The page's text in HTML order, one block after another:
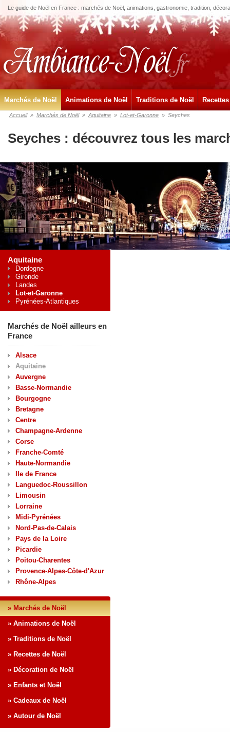
Le guide de Noël en France : marchés de Noël, animations, gastronomie, tradition,
Marchés de Noël Animations de Noël Traditions de Noël
Accueil » Marchés de Noël » Aquitaine » Lot-et-Garonne » Seyches
Seyches : découvrez tous les
Aquitaine
Dordogne
Gironde
Landes
Lot-et-Garonne
Pyrénées-Atlantiques
Marchés de Noël ailleurs en
France
Alsace
Aquitaine
Auvergne
Basse-Normandie
Bourgogne
Bretagne
Centre
Champagne-Ardenne
Corse
Franche-Comté
Haute-Normandie
Ile de France
Languedoc-Roussillon
Limousin
Lorraine
Midi-Pyrénées
Nord-Pas-de-Calais
Pays de la Loire
Picardie
Poitou-Charentes
Provence-Alpes-Côte-d'Azur
Rhône-Alpes
» Marchés de Noël
» Animations de Noël
» Traditions de Noël
» Recettes de Noël
» Décoration de Noël
» Enfants et Noël
» Cadeaux de Noël
» Autour de Noël